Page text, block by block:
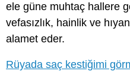
ele güne muhtaç hallere
vefasızlık, hainlik ve
alamet eder.
Rüyada saç kestiğimi